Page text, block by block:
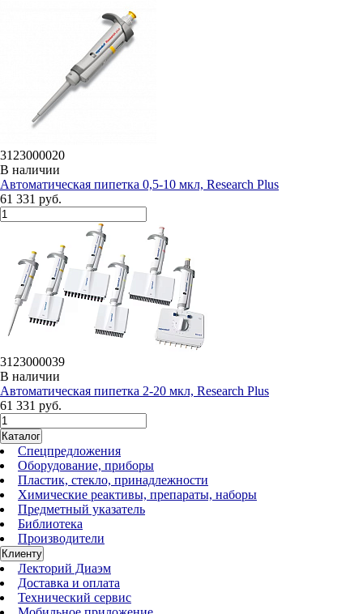
3123000020
В наличии
Автоматическая пипетка 0,5-10 мкл, Research Plus
61 331 руб.
3123000039
В наличии
Автоматическая пипетка 2-20 мкл, Research Plus
61 331 руб.
Каталог
Спецпредложения
Оборудование, приборы
Пластик, стекло, принадлежности
Химические реактивы, препараты, наборы
Предметный указатель
Библиотека
Производители
Клиенту
Лекторий Диаэм
Доставка и оплата
Технический сервис